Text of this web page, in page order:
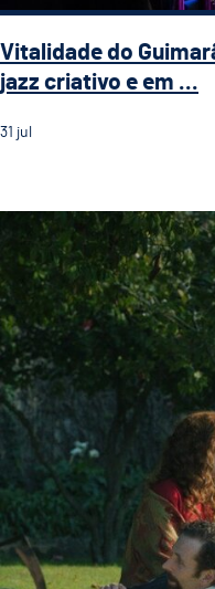
Vitalidade do
jazz criativo e em ...
31 jul
Jardim do CCVF